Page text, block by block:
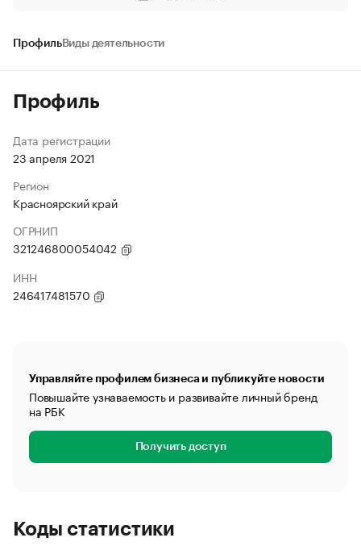
ПрофильВиды деятельности
Профиль
Дата регистрации
23 апреля 2021
Регион
Красноярский край
ОГРНИП
321246800054042
ИНН
246417481570
Управляйте профилем бизнеса и публикуйте новости
Повышайте узнаваемость и развивайте личный бренд
на РБК
Получить доступ
Коды статистики